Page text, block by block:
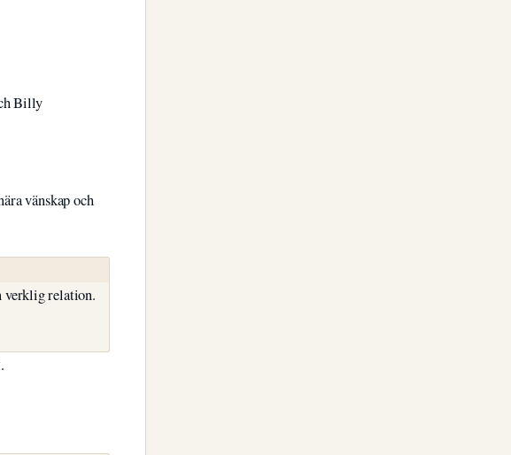
Billy
vänskap och
verklig relation.